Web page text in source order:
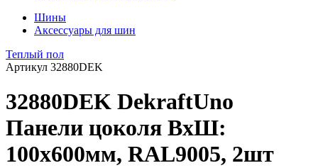
Шины
Аксессуары для шин
Теплый пол
Артикул 32880DEK
32880DEK DekraftUno
Панели цоколя ВхШ:
100х600мм, RAL9005, 2шт